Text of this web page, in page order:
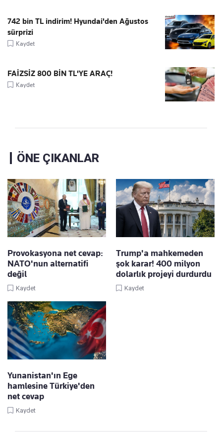
742 bin TL indirim! Hyundai'den Ağustos
sürprizi
Kaydet
FAİZSİZ 800 BİN TL'YE ARAÇ!
Kaydet
ÖNE ÇIKANLAR
Provokasyona net cevap:
NATO'nun alternatifi
değil
Kaydet
Trump'a mahkemeden
şok karar! 400 milyon
dolarlık projeyi durdurdu
Kaydet
Yunanistan'ın Ege
hamlesine Türkiye'den
net cevap
Kaydet